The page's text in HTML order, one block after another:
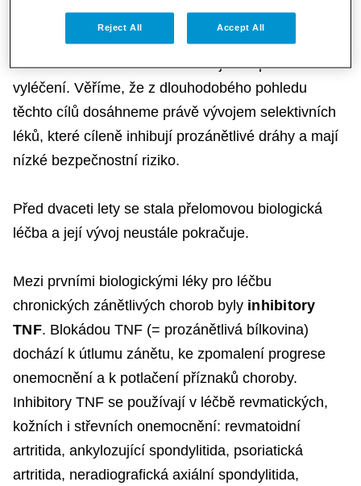
Zaměřujeme se na vývoj léků, které povedou k
dosažení remise onemocnění a jeho úplného
vyléčení. Věříme, že z dlouhodobého pohledu
těchto cílů dosáhneme právě vývojem selektivních
léků, které cíleně inhibují prozánětlivé dráhy a mají
nízké bezpečnostní riziko.
Před dvaceti lety se stala přelomovou biologická
léčba a její vývoj neustále pokračuje.
Mezi prvními biologickými léky pro léčbu
chronických zánětlivých chorob byly inhibitory
TNF. Blokádou TNF (= prozánětlivá bílkovina)
dochází k útlumu zánětu, ke zpomalení progrese
onemocnění a k potlačení příznaků choroby.
Inhibitory TNF se používají v léčbě revmatických,
kožních i střevních onemocnění: revmatoidní
artritida, ankylozující spondylitida, psoriatická
artritida, neradiografická axiální spondylitida,
Reject All Accept All